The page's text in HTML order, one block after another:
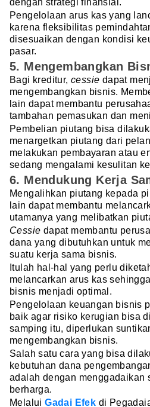
Pengelolaan arus kas yang
karena fleksibilitas
disesuaikan dengan kondisi
pasar.
5. Mengembangkan
Bagi kreditur, cessie dapat
mengembangkan bisnis.
lain dapat membantu
tambahan pemasukan dan
Pembelian piutang bisa
menargetkan piutang dari
melakukan pembayaran atau
sedang mengalami kesulitan
6. Mendukung Kerja
Mengalihkan piutang kepada
lain dapat membantu
utamanya yang melibatkan
Cessie dapat membantu
dana yang dibutuhkan untuk
suatu kerja sama bisnis.
Itulah hal-hal yang perlu
melancarkan arus kas
bisnis menjadi optimal.
Pengelolaan keuangan bisnis
baik agar risiko kerugian bisa
samping itu, diperlukan
mengembangkan bisnis.
Salah satu cara yang bisa
kebutuhan dana
adalah dengan menggadaikan
berharga.
MelaluiGadai Efek di